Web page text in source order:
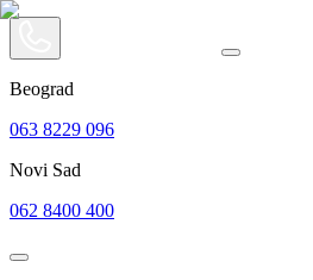
Beograd
063 8229 096
Novi Sad
062 8400 400